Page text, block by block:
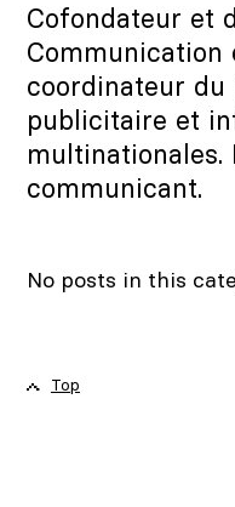
Cofondateur et
Communication
coordinateur
publicitaire et
multinationales.
communicant.
No posts in this
Top